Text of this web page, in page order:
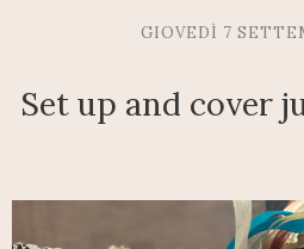
GIOVEDÌ 7
Set up and cover